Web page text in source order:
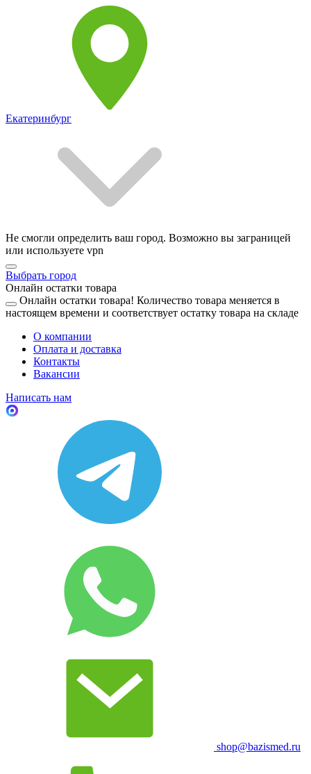
Екатеринбург
Не смогли определить ваш город. Возможно вы заграницей
или используете vpn
Выбрать город
Онлайн остатки товара
Онлайн остатки товара! Количество товара меняется в
настоящем времени и соответствует остатку товара на складе
О компании
Оплата и доставка
Контакты
Вакансии
Написать нам
shop@bazismed.ru